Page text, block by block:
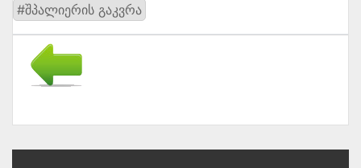
#შპალიერის გაკვრა